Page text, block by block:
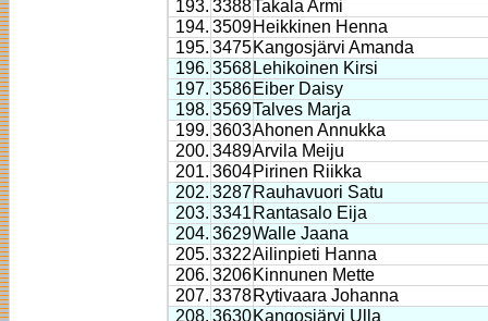
193. 3388Takala Armi
194. 3509Heikkinen Henna
195. 3475Kangosjärvi Amanda
196. 3568 Lehikoinen Kirsi
197. 3586Eiber Daisy
198. 3569Talves Marja
199. 3603Ahonen Annukka
200. 3489Arvila Meiju
201. 3604Pirinen Riikka
202. 3287Rauhavuori Satu
203. 3341 Rantasalo Eija
204. 3629Walle Jaana
205. 3322Ailinpieti Hanna
206. 3206Kinnunen Mette
207. 3378Rytivaara Johanna
208. 3630Kangosjärvi Ulla